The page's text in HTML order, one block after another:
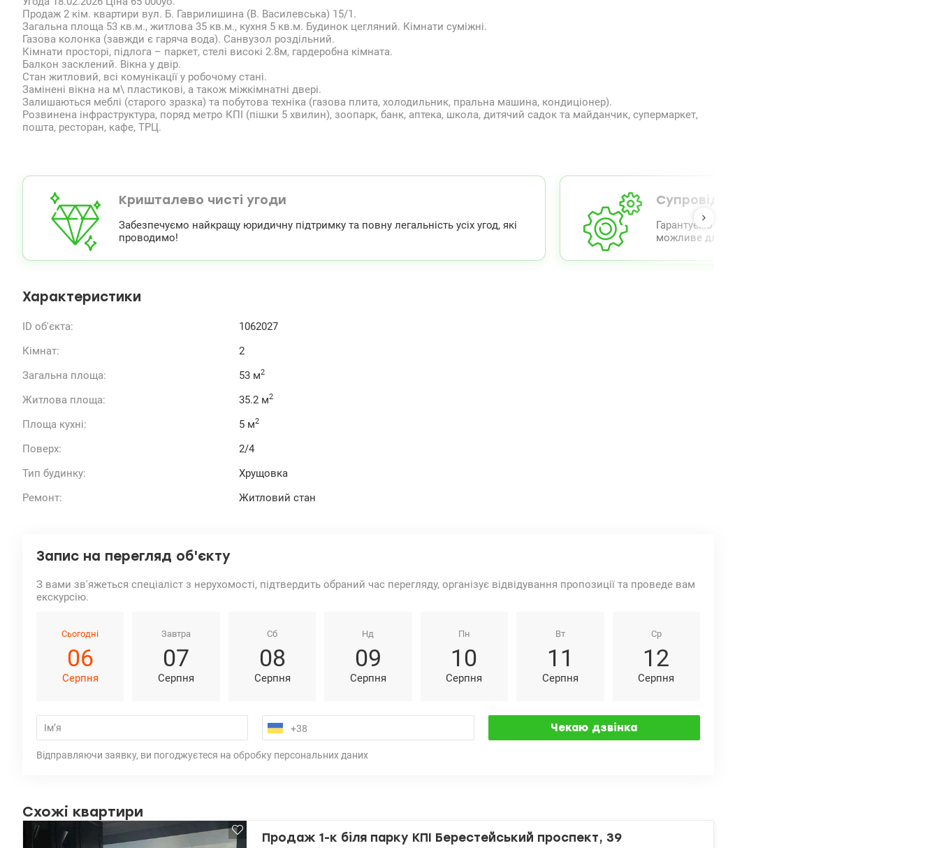
Продаж 2 кім. квартири вул. Б. Гаврилишина (В. Василевська) 15/1.
Загальна площа 53 кв.м., житлова 35 кв.м., кухня 5 кв.м. Будинок цегляний. Кімнати суміжні.
Газова колонка (завжди є гаряча вода). Санвузол роздільний.
Кімнати просторі, підлога – паркет, стелі високі 2.8м, гардеробна кімната.
Балкон засклений. Вікна у двір.
Стан житловий, всі комунікації у робочому стані.
Замінені вікна на м\ пластикові, а також міжкімнатні двері.
Залишаються меблі (старого зразка) та побутова техніка (газова плита, холодильник, пральна машина, кондиціонер).
Розвинена інфраструктура, поряд метро КПІ (пішки 5 хвилин), зоопарк, банк, аптека, школа, дитячий садок та майданчик, супермаркет,
пошта, ресторан, кафе, ТРЦ.
Кришталево чисті угоди
Забезпечуємо найкращу юридичну підтримку та повну легальність усіх угод, які
проводимо!
Супровід від А до Я
Гарантуємо повний комплекс супроводу та
можливе для полегшення процесу.
Характеристики
ID об'єкта:
1062027
Кімнат:
2
Загальна площа:
53 м2
Житлова площа: 35.2 м2
Площа кухні: 5 м2
Поверх:
2/4
Тип будинку:
Хрущовка
Ремонт:
Житловий стан
Запис на перегляд об'єкту
З вами зв'яжеться спеціаліст з нерухомості, підтвердить обраний час перегляду, організує відвідування пропозиції та проведе вам
екскурсію.
Сьогодні
06
Серпня
Завтра
07
Серпня
Сб
08
Серпня
Нд
09
Серпня
Пн
10
Серпня
Вт
11
Серпня
Ср
12
Серпня
Відправляючи заявку, ви погоджуєтеся на обробку персональних даних
Схожі квартири
Продаж 1-к біля парку КПІ Берестейський проспект, 39